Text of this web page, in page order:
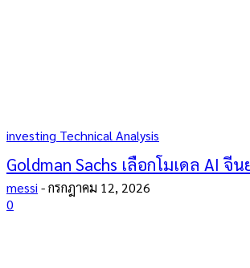
investing Technical Analysis
Goldman Sachs เลือกโมเดล AI จี
messi -กรกฎาคม 12, 2026
0